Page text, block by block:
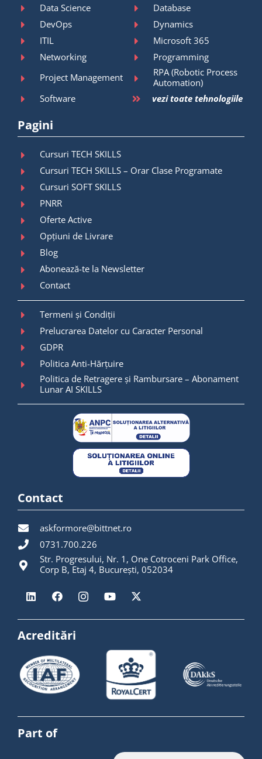
Data Science
Database
DevOps
Dynamics
ITIL
Microsoft 365
Networking
Programming
Project Management
RPA (Robotic Process
Automation)
Software
vezi toate tehnologiile
Pagini
Cursuri TECH SKILLS
Cursuri TECH SKILLS – Orar Clase Programate
Cursuri SOFT SKILLS
PNRR
Oferte Active
Opțiuni de Livrare
Blog
Abonează-te la Newsletter
Contact
Termeni și Condiții
Prelucrarea Datelor cu Caracter Personal
GDPR
Politica Anti-Hărțuire
Politica de Retragere și Rambursare – Abonament
Lunar AI SKILLS
Contact
askformore@bittnet.ro
0731.700.226
Str. Progresului, Nr. 1, One Cotroceni Park Office,
Corp B, Etaj 4, București, 052034
Acreditări
Part of